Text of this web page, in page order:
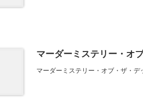
マーダーミステリー・オ
マーダーミステリー・オブ・ザ・